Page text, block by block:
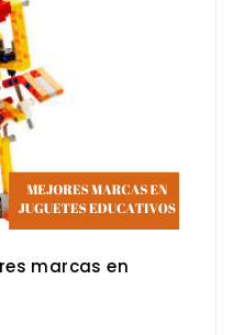
marcas en